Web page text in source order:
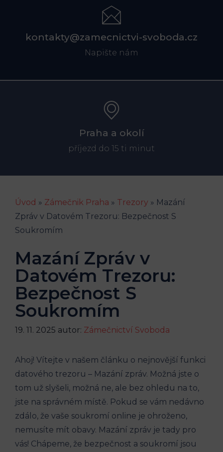
kontakty@zamecnictvi-svoboda.cz
Napište nám
Praha a okolí
příjezd do 15 ti minut
Úvod » Zámečnik Praha » Trezory » Mazání
Zpráv v Datovém Trezoru: Bezpečnost S
Soukromím
Mazání Zpráv v
Datovém Trezoru:
Bezpečnost S
Soukromím
19. 11. 2025 autor: Zámečnictví Svoboda
Ahoj! Vítejte v našem článku o nejnovější funkci
datového trezoru – Mazání zpráv. Možná jste o
tom už slyšeli, možná ne, ale bez ohledu na to,
jste na správném místě. Pokud se vám nedávno
zdálo, že vaše soukromí online je ohroženo,
nemusíte mít obavy. Mazání zpráv je tady pro
vás! Chápeme, že bezpečnost a soukromí jsou